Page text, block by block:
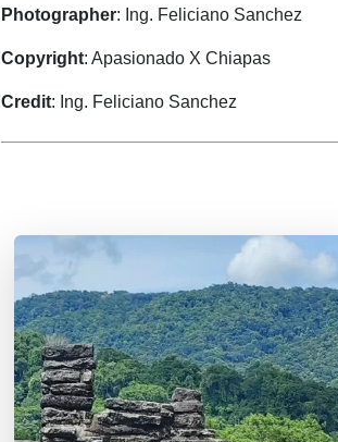
Photographer: Ing. Feliciano Sanchez
Copyright: Apasionado X Chiapas
Credit: Ing. Feliciano Sanchez